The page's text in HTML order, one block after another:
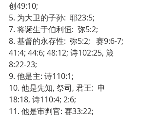
创49:10;
5. 为大卫的子孙:  耶23:5;
7. 将诞生于伯利恒:  弥5:2;
8. 基督的永存性:  弥5:2;   赛9:6-7;
41:4; 44:6; 48:12; 诗102:25, 箴
8:22-23;
9. 他是主: 诗110:1;
10. 他是先知, 祭司, 君王:  申
18:18, 诗110:4; 2:6;
11. 他是审判官: 赛33:22;